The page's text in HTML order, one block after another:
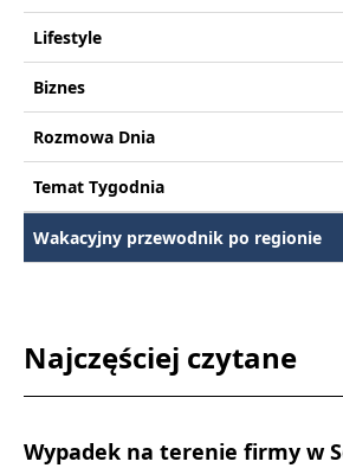
Lifestyle
Biznes
Rozmowa Dnia
Temat Tygodnia
Wakacyjny przewodnik po regionie
Najczęściej czytane
Wypadek na terenie firmy w